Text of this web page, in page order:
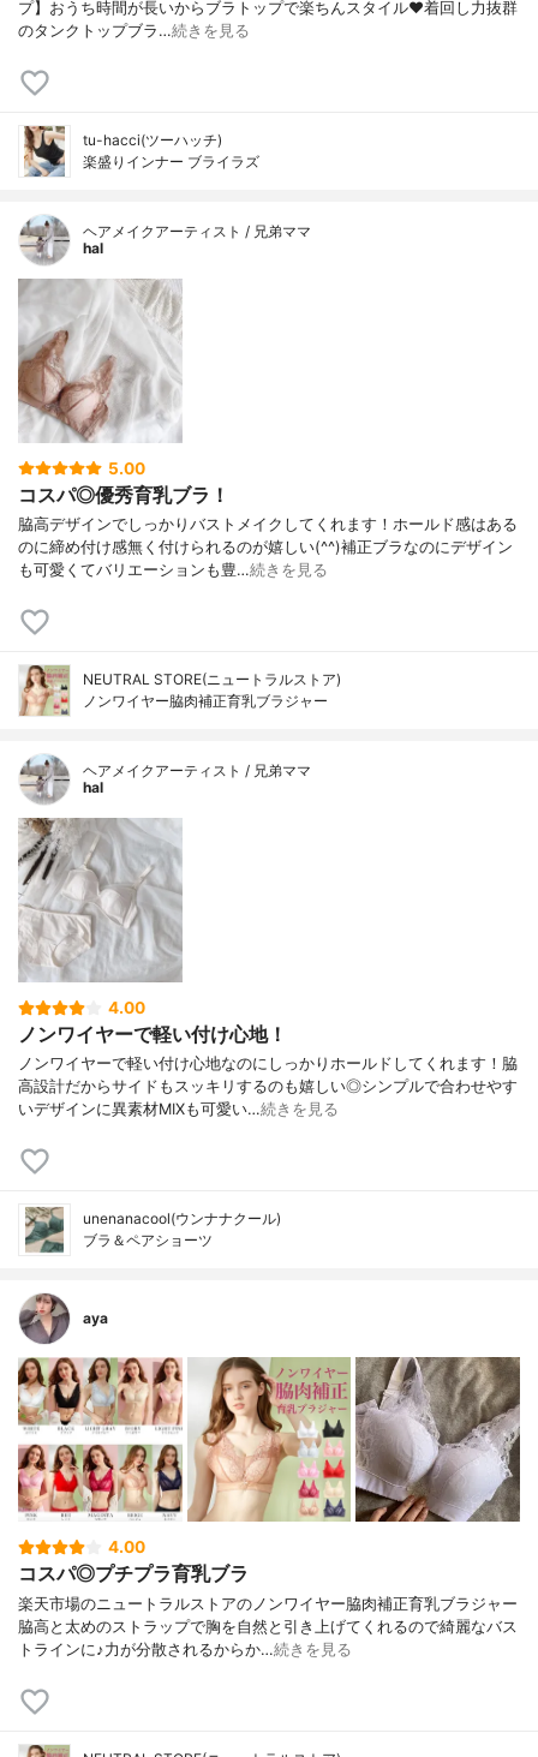
プ】おうち時間が長いからブラトップで楽ちんスタイル❤️着回し力抜群
のタンクトップブラ…続きを見る
tu-hacci(ツーハッチ)
楽盛りインナー ブライラズ
ヘアメイクアーティスト / 兄弟ママ
hal
5.00
コスパ◎優秀育乳ブラ！
脇高デザインでしっかりバストメイクしてくれます！ホールド感はある
のに締め付け感無く付けられるのが嬉しい(^^)補正ブラなのにデザイン
も可愛くてバリエーションも豊…続きを見る
NEUTRAL STORE(ニュートラルストア)
ノンワイヤー脇肉補正育乳ブラジャー
ヘアメイクアーティスト / 兄弟ママ
hal
4.00
ノンワイヤーで軽い付け心地！
ノンワイヤーで軽い付け心地なのにしっかりホールドしてくれます！脇
高設計だからサイドもスッキリするのも嬉しい◎シンプルで合わせやす
いデザインに異素材MIXも可愛い…続きを見る
unenanacool(ウンナナクール)
ブラ＆ペアショーツ
aya
4.00
コスパ◎プチプラ育乳ブラ
楽天市場のニュートラルストアのノンワイヤー脇肉補正育乳ブラジャー
脇高と太めのストラップで胸を自然と引き上げてくれるので綺麗なバス
トラインに♪力が分散されるからか…続きを見る